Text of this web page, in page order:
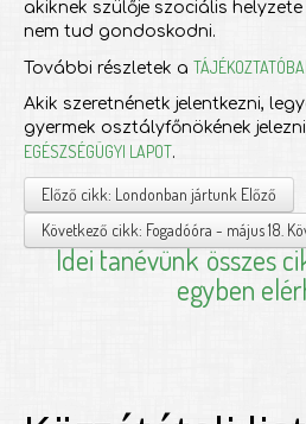
akiknek szülője szociális
nem tud gondoskodni.
További részletek a
Akik szeretnénetk jelentkezni,
gyermek osztályfőnökének
EGÉSZSÉGÜGYI LAPOT.
Előző cikk: Londonban jártunk Előző
Következő cikk: Fogadóóra - május 18.
Idei tanévünk összes
egyben